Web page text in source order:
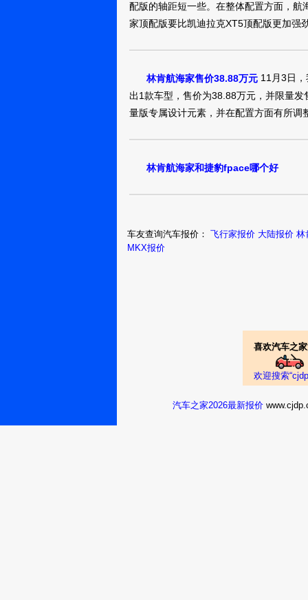
配版的轴距短一些。在整体配置方面，
家顶配版要比凯迪拉克XT5顶配版更加强
林肯航海家售价38.88万元 11月3日
出1款车型，售价为38.88万元，并限量
量版专属设计元素，并在配置方面有所调
林肯航海家和捷豹fpace哪个好
车友查询汽车报价： 飞行家报价 大陆报价 林
MKX报价
喜欢汽车之
欢迎搜索
汽车之家2026最新报价